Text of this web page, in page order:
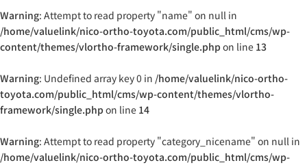
Warning: Attempt to read property "name" on null in
/home/valuelink/nico-ortho-toyota.com/public_html/cms/wp-
content/themes/vlortho-framework/single.php on line 13
Warning: Undefined array key 0 in /home/valuelink/nico-ortho-
toyota.com/public_html/cms/wp-content/themes/vlortho-
framework/single.php on line 14
Warning: Attempt to read property "category_nicename" on null in
/home/valuelink/nico-ortho-toyota.com/public_html/cms/wp-